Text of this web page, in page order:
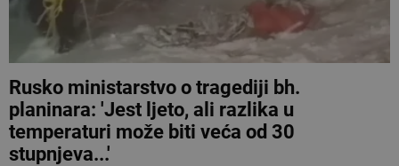
Rusko ministarstvo o tragediji bh.
planinara: 'Jest ljeto, ali razlika u
temperaturi može biti veća od 30
stupnjeva...'